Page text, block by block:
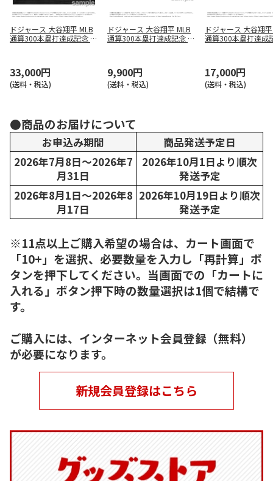
ドジャース 大谷翔平 MLB
通算300本塁打達成記念 ダ
33,000円
(送料・税込)
ドジャース 大谷翔平 MLB
通算300本塁打達成記念 コ
9,900円
(送料・税込)
ドジャース 大谷翔
通算300本塁打達成
17,000円
(送料・税込)
●商品のお届けについて
お申込み期間
商品発送予定日
2026年7月8日～2026年7
月31日
2026年10月1日より順次
発送予定
2026年8月1日～2026年8
月17日
2026年10月19日より順次
発送予定
※11点以上ご購入希望の場合は、カート画面で
「10+」を選択、必要数量を入力し「再計算」ボ
タンを押下してください。当画面での「カートに
入れる」ボタン押下時の数量選択は1個で結構で
す。
ご購入には、インターネット会員登録（無料）
が必要になります。
新規会員登録はこちら